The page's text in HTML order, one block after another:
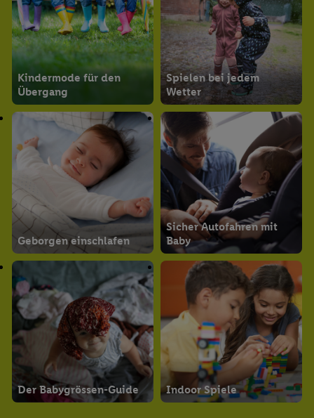
Kindermode für den
Übergang
Spielen bei jedem
Wetter
Geborgen einschlafen
Sicher Autofahren mit
Baby
Der Babygrössen-Guide Indoor Spiele